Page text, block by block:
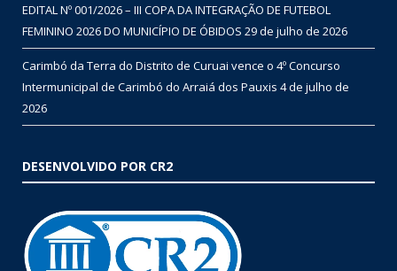
EDITAL Nº 001/2026 – III COPA DA INTEGRAÇÃO DE FUTEBOL
FEMININO 2026 DO MUNICÍPIO DE ÓBIDOS 29 de julho de 2026
Carimbó da Terra do Distrito de Curuai vence o 4º Concurso
Intermunicipal de Carimbó do Arraiá dos Pauxis 4 de julho de
2026
DESENVOLVIDO POR CR2